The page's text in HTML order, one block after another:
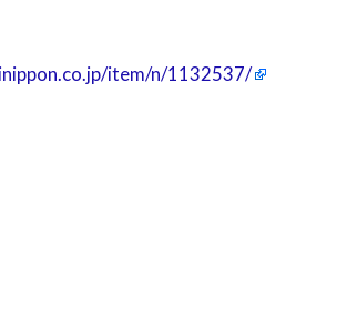
item/n/1132537/